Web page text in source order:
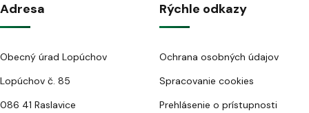
Adresa
Obecný úrad Lopúchov
Lopúchov č. 85
086 41 Raslavice
Rýchle odkazy
Ochrana osobných údajov
Spracovanie cookies
Prehlásenie o prístupnosti